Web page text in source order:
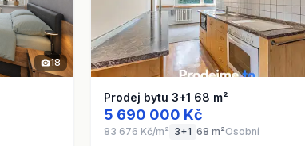
18
Prodej bytu 3+1 68 m²
5 690 000 Kč
83 676 Kč/m² 3+1 68 m²Osobní